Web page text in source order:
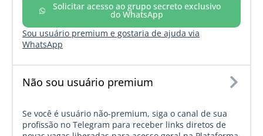
Solicitar acesso ao grupo secreto exclusivo
do WhatsApp
Sou usuário premium e gostaria de ajuda via
WhatsApp
Não sou usuário premium
Se você é usuário não-premium, siga o canal de sua
profissão no Telegram para receber links diretos de